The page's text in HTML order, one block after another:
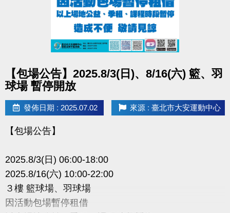
【包場公告】2025.8/3(日)、8/16(六) 籃、羽
球場 暫停開放
發佈日期 : 2025.07.02 來源 : 臺北市大安運動中心
【包場公告】
2025.8/3(日) 06:00-18:00
2025.8/16(六) 10:00-22:00
３樓 籃球場、羽球場
因活動包場暫停租借